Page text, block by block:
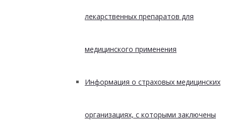
лекарственных препаратов для
медицинского применения
Информация о страховых медицинских
организациях, с которыми заключены